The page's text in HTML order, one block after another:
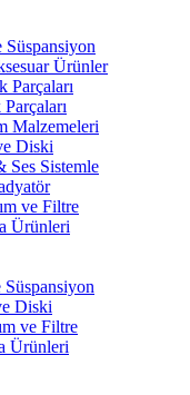
Süspansiyon
Ürünler
Parçaları
Malzemeleri
Diski
Sistemle
ve Filtre
Ürünleri
Diski
ve Filtre
Ürünleri